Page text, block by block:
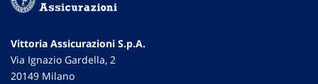
Vittoria Assicurazioni S.p.A.
Via Ignazio Gardella, 2
20149 Milano